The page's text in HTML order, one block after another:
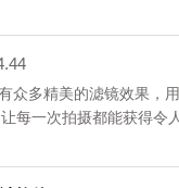
，有需要更换自己手机
心下载。
众多精美的滤镜效果，
每一次拍摄都能获得令
彩瞬间。资源均来自官